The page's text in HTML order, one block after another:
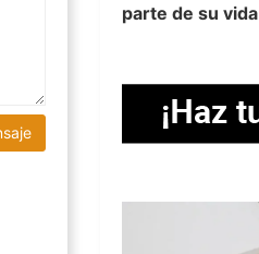
parte de su